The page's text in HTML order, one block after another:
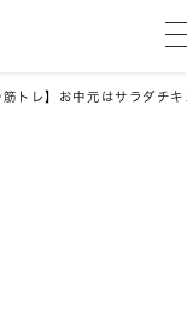
筋トレ】お中元はサラダチ